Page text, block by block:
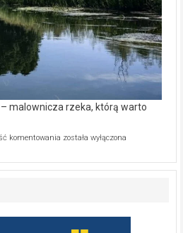
malownicza rzeka, którą warto
komentowania Ekologiczne
–
warto
poznać
została wyłączona